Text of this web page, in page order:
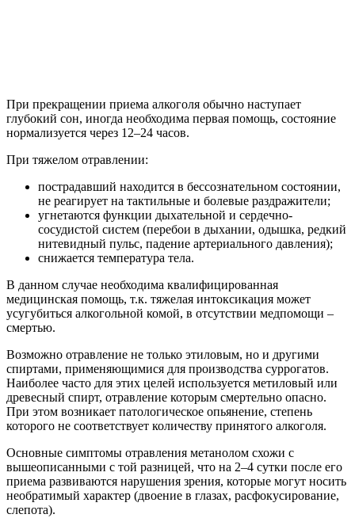
При прекращении приема алкоголя обычно наступает
глубокий сон, иногда необходима первая помощь, состояние
нормализуется через 12–24 часов.
При тяжелом отравлении:
пострадавший находится в бессознательном состоянии,
не реагирует на тактильные и болевые раздражители;
угнетаются функции дыхательной и сердечно-
сосудистой систем (перебои в дыхании, одышка, редкий
нитевидный пульс, падение артериального давления);
снижается температура тела.
В данном случае необходима квалифицированная
медицинская помощь, т.к. тяжелая интоксикация может
усугубиться алкогольной комой, в отсутствии медпомощи –
смертью.
Возможно отравление не только этиловым, но и другими
спиртами, применяющимися для производства суррогатов.
Наиболее часто для этих целей используется метиловый или
древесный спирт, отравление которым смертельно опасно.
При этом возникает патологическое опьянение, степень
которого не соответствует количеству принятого алкоголя.
Основные симптомы отравления метанолом схожи с
вышеописанными с той разницей, что на 2–4 сутки после его
приема развиваются нарушения зрения, которые могут носить
необратимый характер (двоение в глазах, расфокусирование,
слепота).